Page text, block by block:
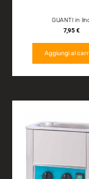
GUANTI in
7,95€
Aggiungi al